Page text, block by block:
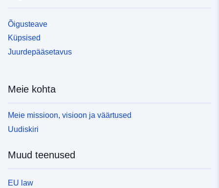
Õigusteave
Küpsised
Juurdepääsetavus
Meie kohta
Meie missioon, visioon ja väärtused
Uudiskiri
Muud teenused
EU law